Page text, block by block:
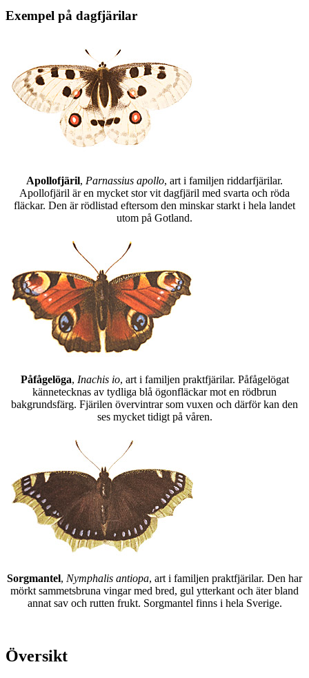
Exempel på dagfjärilar
Apollofjäril, Parnassius apollo, art i familjen riddarfjärilar.
Apollofjäril är en mycket stor vit dagfjäril med svarta och röda
fläckar. Den är rödlistad eftersom den minskar starkt i hela landet
utom på Gotland.
Påfågelöga, Inachis io, art i familjen praktfjärilar. Påfågelögat
kännetecknas av tydliga blå ögonfläckar mot en rödbrun
bakgrundsfärg. Fjärilen övervintrar som vuxen och därför kan den
ses mycket tidigt på våren.
Sorgmantel, Nymphalis antiopa, art i familjen praktfjärilar. Den har
mörkt sammetsbruna vingar med bred, gul ytterkant och äter bland
annat sav och rutten frukt. Sorgmantel finns i hela Sverige.
Översikt